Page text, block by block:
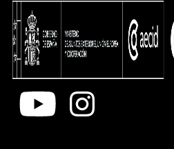
Youtube Instagram